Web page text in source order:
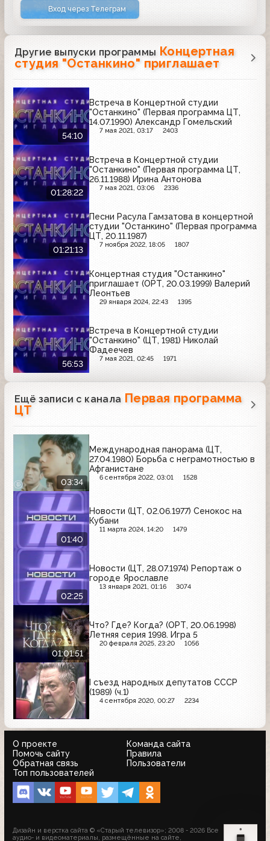
Вход через Телеграм
Другие выпуски программы Концертная
студия "Останкино" приглашает
54:10
Встреча в Концертной студии
"Останкино" (Первая программа ЦТ,
14.07.1990) Александр Гомельский
7 мая 2021, 03:17 2403
01:28:22
Встреча в Концертной студии
"Останкино" (Первая программа ЦТ,
26.11.1988) Ирина Антонова
7 мая 2021, 03:06 2336
01:21:13
Песни Расула Гамзатова в концертной
студии "Останкино" (Первая программа
ЦТ, 20.11.1987)
7 ноября 2022, 18:05 1807
Концертная студия "Останкино"
приглашает (ОРТ, 20.03.1999) Валерий
Леонтьев
29 января 2024, 22:43 1395
56:53
Встреча в Концертной студии
"Останкино" (ЦТ, 1981) Николай
Фадеечев
7 мая 2021, 02:45 1971
Ещё записи с канала Первая программа
ЦТ
03:34
Международная панорама (ЦТ,
27.04.1980) Борьба с неграмотностью в
Афганистане
6 сентября 2022, 03:01 1528
01:40
Новости (ЦТ, 02.06.1977) Сенокос на
Кубани
11 марта 2024, 14:20 1479
02:25
Новости (ЦТ, 28.07.1974) Репортаж о
городе Ярославле
13 января 2021, 01:16 3074
01:01:51
Что? Где? Когда? (ОРТ, 20.06.1998)
Летняя серия 1998. Игра 5
20 февраля 2025, 23:20 1056
I съезд народных депутатов СССР
(1989) (ч.1)
4 сентября 2020, 00:27 2234
О проекте
Команда сайта
Помочь сайту
Правила
Обратная связь
Пользователи
Топ пользователей
Дизайн и верстка сайта © «Старый телевизор»; 2008 - 2026 Все
аудио- и видеоматериалы, размещённые на сайте,